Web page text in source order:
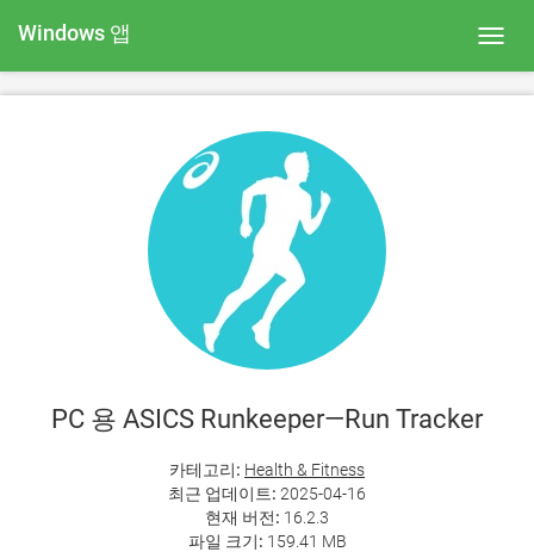
Windows 앱
PC 용 ASICS Runkeeper—Run Tracker
카테고리: Health & Fitness
최근 업데이트: 2025-04-16
현재 버전: 16.2.3
파일 크기: 159.41 MB